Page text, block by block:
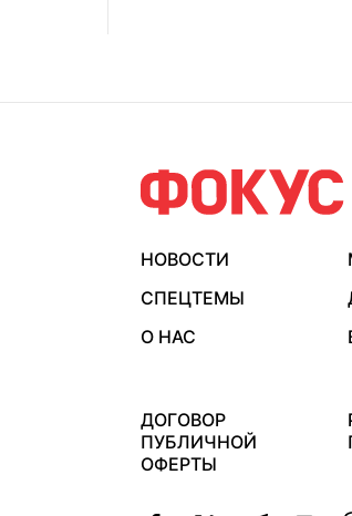
НОВОСТИ
СПЕЦТЕМЫ
О НАС
ДОГОВОР
ПУБЛИЧНОЙ
ОФЕРТЫ